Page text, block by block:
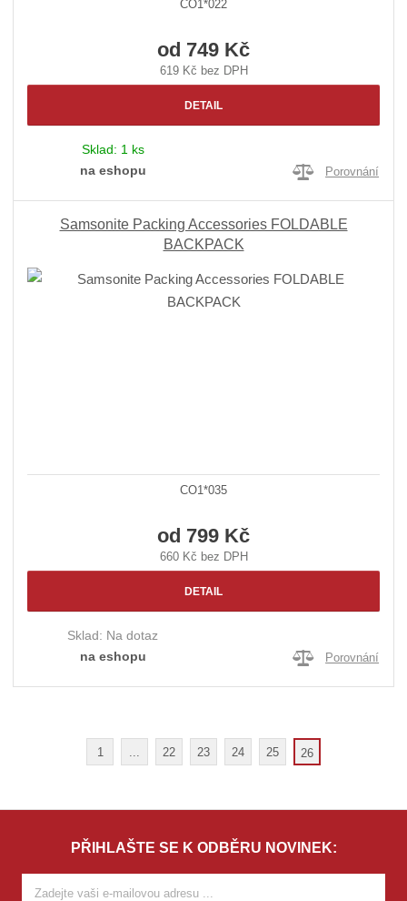
CO1*022
od 749 Kč
619 Kč bez DPH
DETAIL
Sklad: 1 ks
na eshopu
Porovnání
Samsonite Packing Accessories FOLDABLE
BACKPACK
CO1*035
od 799 Kč
660 Kč bez DPH
DETAIL
Sklad: Na dotaz
na eshopu
Porovnání
1 22 23 24 25 26
PŘIHLAŠTE SE K ODBĚRU NOVINEK: